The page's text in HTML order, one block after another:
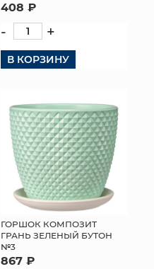
408 ₽
- +
В КОРЗИНУ
ГОРШОК КОМПОЗИТ
ГРАНЬ ЗЕЛЕНЫЙ БУТОН
№3
867 ₽